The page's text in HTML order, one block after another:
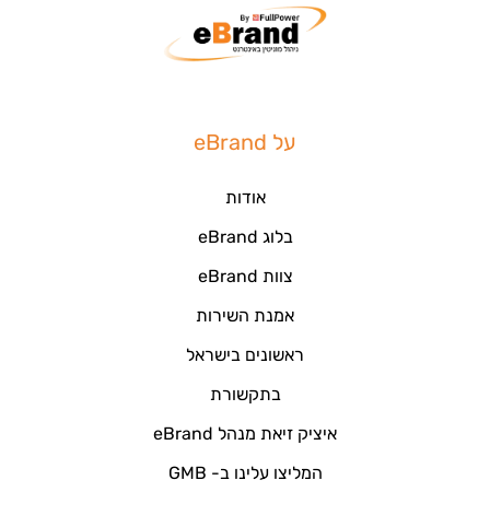
על eBrand
אודות
בלוג eBrand
צוות eBrand
אמנת השירות
ראשונים בישראל
בתקשורת
איציק זיאת מנהל eBrand
המליצו עלינו ב- GMB